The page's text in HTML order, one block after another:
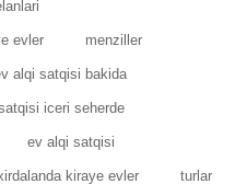
müasir standartlara uyğun
enerjiyə qənaət edən
uzunömürlü olmasına
estetik baxımdan daha
evler menziller
alqi satqisi bakida
iceri seherde
ev alqi satqisi
kiraye evler turlar